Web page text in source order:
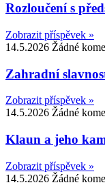
Rozloučení s
Zobrazit příspěvek »
14.5.2026 Žádné
Zahradní
Zobrazit příspěvek »
14.5.2026 Žádné
Klaun a jeho
Zobrazit příspěvek »
14.5.2026 Žádné